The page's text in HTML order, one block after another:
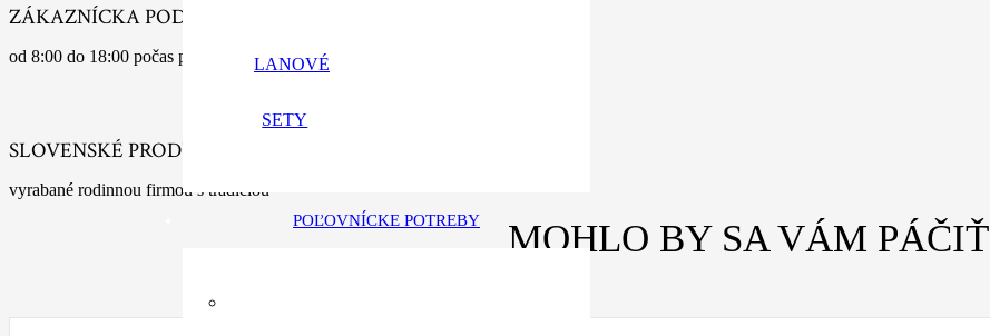
LANOVÉ
SETY
POĽOVNÍCKE POTREBY
ZÁKAZNÍCKA PODPORA
od 8:00 do 18:00 počas pracovných dní
SLOVENSKÉ PRODUKTY
vyrabané rodinnou firmou s tradíciou
MOHLO BY SA VÁM PÁČIŤ